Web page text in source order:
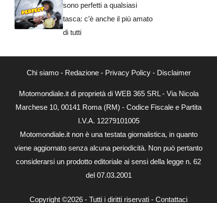
sono perfetti a qualsiasi
tasca: c’è anche il più amato
di tutti
Chi siamo- Redazione- Privacy Policy- Disclaimer
Motomondiale.it di proprietà di WEB 365 SRL - Via Nicola
Marchese 10, 00141 Roma (RM) - Codice Fiscale e Partita
I.V.A. 12279101005
Motomondiale.it non è una testata giornalistica, in quanto
viene aggiornato senza alcuna periodicità. Non può pertanto
considerarsi un prodotto editoriale ai sensi della legge n. 62
del 07.03.2001
Copyright ©2026 - Tutti i diritti riservati - Contattaci